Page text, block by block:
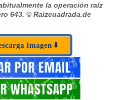
la operación raíz
643. © Raizcuadrada.de
Imagen ⬇️